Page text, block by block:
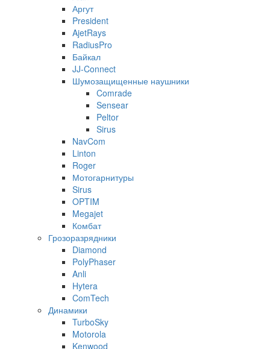
Аргут
President
AjetRays
RadiusPro
Байкал
JJ-Connect
Шумозащищенные наушники
Comrade
Sensear
Peltor
Sirus
NavCom
Linton
Roger
Мотогарнитуры
Sirus
OPTIM
Megajet
Комбат
Грозоразрядники
Diamond
PolyPhaser
Anli
Hytera
ComTech
Динамики
TurboSky
Motorola
Kenwood